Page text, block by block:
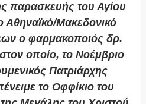
παρασκευής του Αγίου
Αθηναϊκό/Μακεδονικό
ο φαρμακοποιός δρ.
οποίο, το Νοέμβριο
Πατριάρχης
το Οφφίκιο του